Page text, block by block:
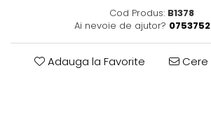
Accesorii pentru polizor
Compresoare aer
Fierastrau sabie
Cod Produs: B1378
Ai nevoie de ajutor?
Adauga la Favorite Cere